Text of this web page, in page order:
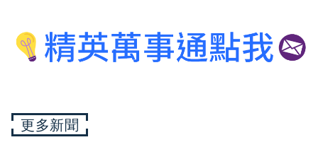
更多新聞